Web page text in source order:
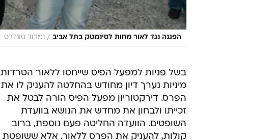
הפגנה נגד לאור מחות לסינמטק בתל אביב / נמרוד סונדרס
בשל פניות למפעל הפיס שייחסו ללאור הטרדות
מיניות נערך דיון מחודש בהחלטה להעניק לו את
הפרס. דירקטוריון מפעל הפיס הורה לבטל את
זכייתו ולבחון את מחדש את הנושא בוועדת
השופטים. הוועדה החליטה פעם נוספת, ברוב
קולות, להעניק את הפרס ללאור. אלא ששופטת